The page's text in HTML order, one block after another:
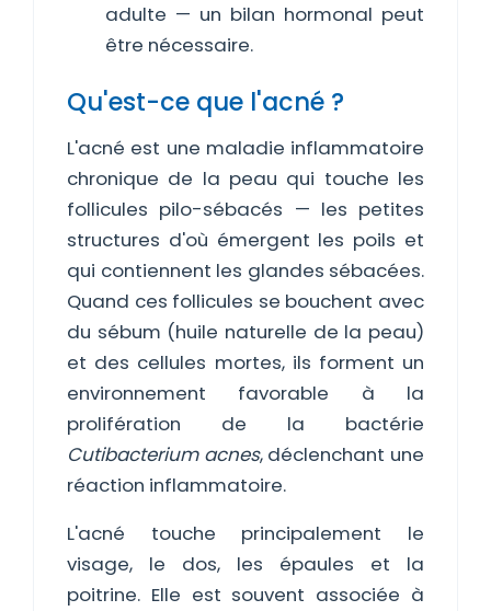
adulte — un bilan hormonal peut
être nécessaire.
Qu'est-ce que l'acné ?
L'acné est une maladie inflammatoire
chronique de la peau qui touche les
follicules pilo-sébacés — les petites
structures d'où émergent les poils et
qui contiennent les glandes sébacées.
Quand ces follicules se bouchent avec
du sébum (huile naturelle de la peau)
et des cellules mortes, ils forment un
environnement favorable à la
prolifération de la bactérie
Cutibacterium acnes, déclenchant une
réaction inflammatoire.
L'acné touche principalement le
visage, le dos, les épaules et la
poitrine. Elle est souvent associée à